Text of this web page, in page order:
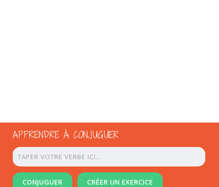
APPRENDRE À CONJUGUER
CONJUGUER CRÉER UN EXERCICE